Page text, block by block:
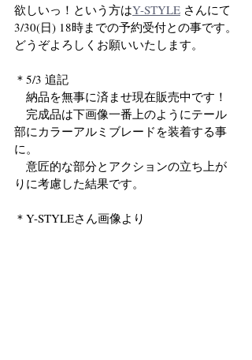
欲しいっ！という方はY-STYLE さんにて
3/30(日) 18時までの予約受付との事です。
どうぞよろしくお願いいたします。
＊5/3 追記
納品を無事に済ませ現在販売中です！
完成品は下画像一番上のようにテール
部にカラーアルミブレードを装着する事
に。
意匠的な部分とアクションの立ち上が
りに考慮した結果です。
＊Y-STYLEさん画像より